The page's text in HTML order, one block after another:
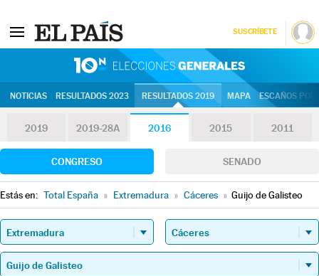
SUSCRÍBETE
NOTICIAS RESULTADOS 2023 RESULTADOS 2019 MAPA ESCAÑOS
2019 2019-28A 2016 2015 2011
CONGRESO SENADO
Estás en: Total España » Extremadura » Cáceres » Guijo de Galisteo